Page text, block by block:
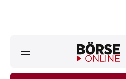
ktuelle Ausgabe